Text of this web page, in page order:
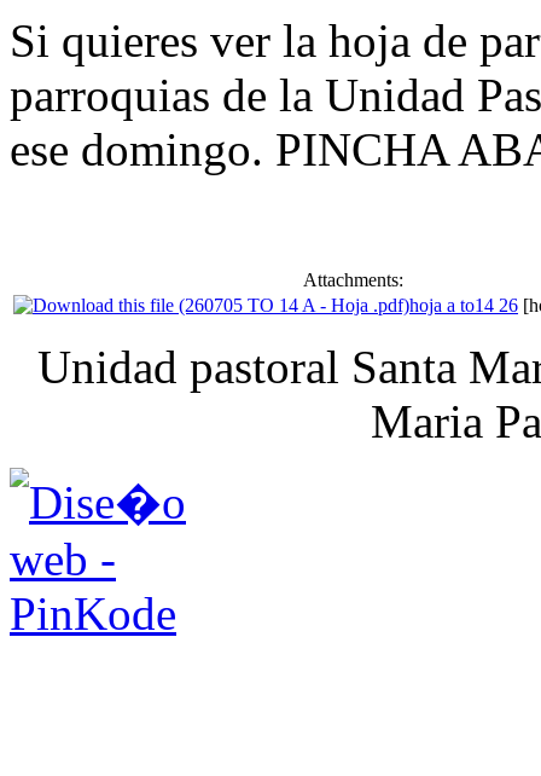
Si quieres ver la hoja de
parroquias de la Unidad
ese domingo. PINCHA
Attachments:
hoja a to14 26
Unidad pastoral Santa
Maria